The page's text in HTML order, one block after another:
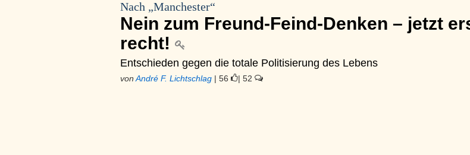
Nach „Manchester“
Nein zum Freund-Feind-Denken – jetzt
recht!
Entschieden gegen die totale Politisierung des Lebens
von André F. Lichtschlag | 56 | 52